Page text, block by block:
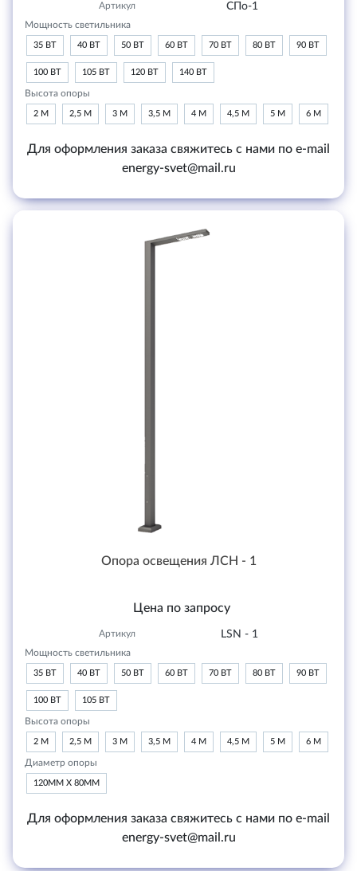
Артикул СПо-1
Мощность светильника
35 ВТ 40 ВТ 50 ВТ 60 ВТ 70 ВТ 80 ВТ 90 ВТ
100 ВТ 105 ВТ 120 ВТ 140 ВТ
Высота опоры
2 М 2,5 М 3 М 3,5 М 4 М 4,5 М 5 М 6 М
Для оформления заказа свяжитесь с нами по e-mail
energy-svet@mail.ru
Опора освещения ЛСН - 1
Цена по запросу
Артикул LSN - 1
Мощность светильника
35 ВТ 40 ВТ 50 ВТ 60 ВТ 70 ВТ 80 ВТ 90 ВТ
100 ВТ 105 ВТ
Высота опоры
2 М 2,5 М 3 М 3,5 М 4 М 4,5 М 5 М 6 М
Диаметр опоры
120ММ Х 80ММ
Для оформления заказа свяжитесь с нами по e-mail
energy-svet@mail.ru